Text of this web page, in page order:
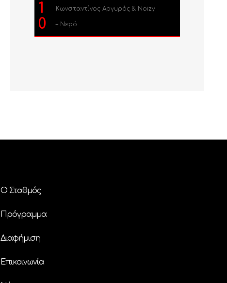
1
0
Κωνσταντίνος Αργυρός & Noizy
– Νερό
Ο Σταθμός
Πρόγραμμα
Διαφήμιση
Επικοινωνία